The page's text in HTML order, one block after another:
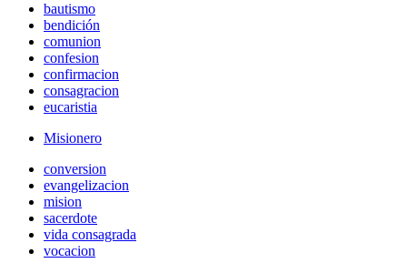
bautismo
bendición
comunion
confesion
confirmacion
consagracion
eucaristia
Misionero
conversion
evangelizacion
mision
sacerdote
vida consagrada
vocacion